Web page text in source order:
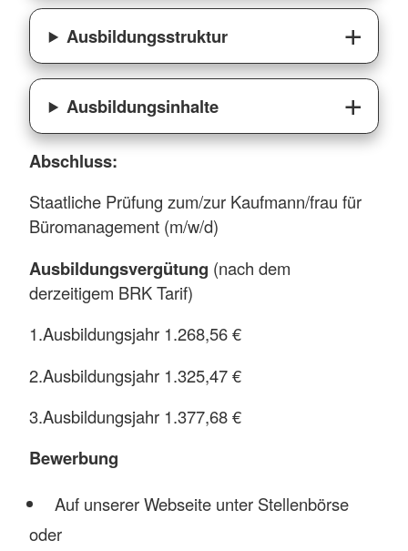
Ausbildungsstruktur
Ausbildungsinhalte
Abschluss:
Staatliche Prüfung zum/zur Kaufmann/frau für
Büromanagement (m/w/d)
Ausbildungsvergütung (nach dem
derzeitigem BRK Tarif)
1.Ausbildungsjahr 1.268,56 €
2.Ausbildungsjahr 1.325,47 €
3.Ausbildungsjahr 1.377,68 €
Bewerbung
Auf unserer Webseite unter Stellenbörse
oder